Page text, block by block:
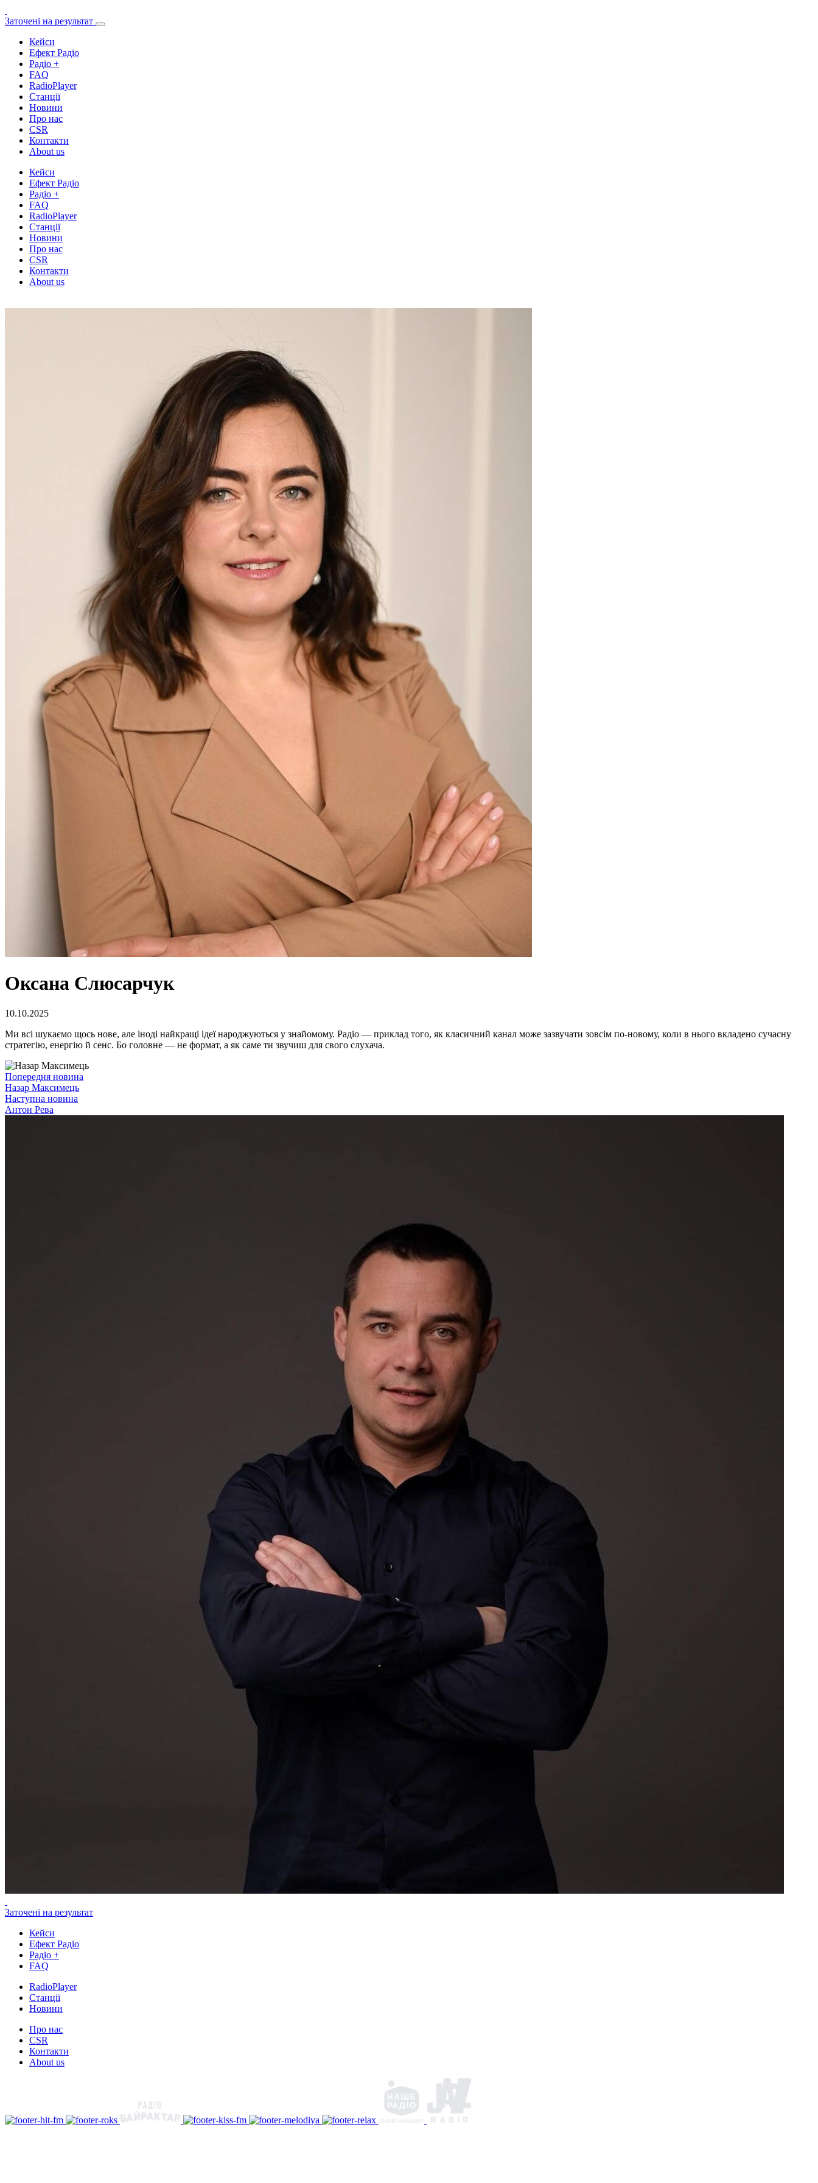
Заточені на результат
Кейси
Ефект Радіо
Радіо +
FAQ
RadioPlayer
Станції
Новини
Про нас
CSR
Контакти
About us
Кейси
Ефект Радіо
Радіо +
FAQ
RadioPlayer
Станції
Новини
Про нас
CSR
Контакти
About us
Оксана Слюсарчук
10.10.2025
Ми всі шукаємо щось нове, але іноді найкращі ідеї народжуються у знайомому. Радіо — приклад того, як класичний канал може зазвучати зовсім по-новому, коли в нього вкладено сучасну
стратегію, енергію й сенс. Бо головне — не формат, а як саме ти звучиш для свого слухача.
Попередня новина
Назар Максимець
Наступна новина
Антон Рева
Заточені на результат
Кейси
Ефект Радіо
Радіо +
FAQ
RadioPlayer
Станції
Новини
Про нас
CSR
Контакти
About us